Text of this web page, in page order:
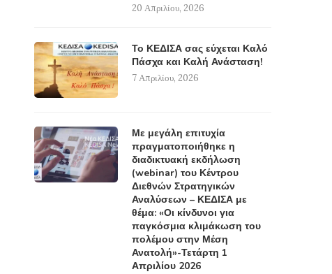
20 Απριλίου, 2026
Το ΚΕΔΙΣΑ σας εύχεται Καλό
Πάσχα και Καλή Ανάσταση!
7 Απριλίου, 2026
Με μεγάλη επιτυχία
πραγματοποιήθηκε η
διαδικτυακή εκδήλωση
(webinar) του Κέντρου
Διεθνών Στρατηγικών
Αναλύσεων – ΚΕΔΙΣΑ με
θέμα: «Οι κίνδυνοι για
παγκόσμια κλιμάκωση του
πολέμου στην Μέση
Ανατολή»-Τετάρτη 1
Απριλίου 2026